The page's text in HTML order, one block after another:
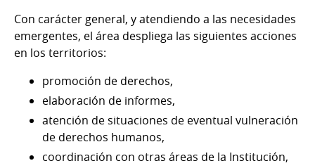
Con carácter general, y atendiendo a las necesidades
emergentes, el área despliega las siguientes acciones
en los territorios:
promoción de derechos,
elaboración de informes,
atención de situaciones de eventual vulneración
de derechos humanos,
coordinación con otras áreas de la Institución,